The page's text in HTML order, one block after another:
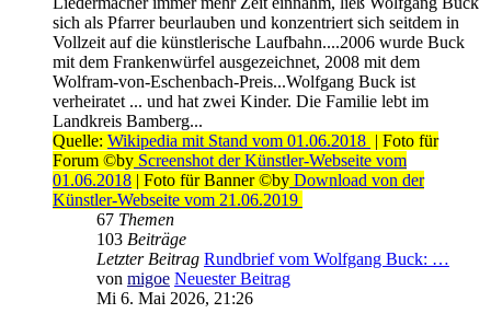
sich als Pfarrer beurlauben und konzentriert sich seitdem in
Vollzeit auf die künstlerische Laufbahn....2006 wurde Buck
mit dem Frankenwürfel ausgezeichnet, 2008 mit dem
Wolfram-von-Eschenbach-Preis...Wolfgang Buck ist
verheiratet ... und hat zwei Kinder. Die Familie lebt im
Landkreis Bamberg...
Quelle: Wikipedia mit Stand vom 01.06.2018 | Foto für
Forum ©by Screenshot der Künstler-Webseite vom
01.06.2018 | Foto für Banner ©by Download von der
Künstler-Webseite vom 21.06.2019
67 Themen
103 Beiträge
Letzter Beitrag Rundbrief vom Wolfgang Buck: …
von migoe Neuester Beitrag
Mi 6. Mai 2026, 21:26